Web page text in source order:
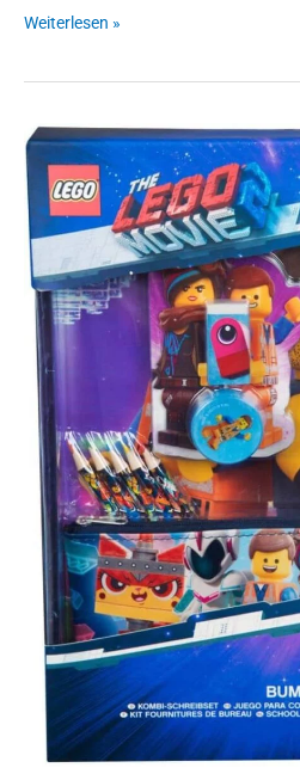
Weiterlesen »
Sambro
LEG2-
6434
Schreibset
Bumper,
Lego
Movie,
mit
Notizbuch,
Schlamper
und
Zubehör,
12
teilig,
bunt